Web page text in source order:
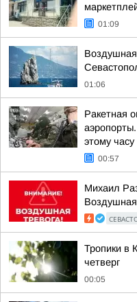
01:09
01:06
Ракетная
этому часу
00:57
Михаил
Воздушная
Тропики в
четверг
00:05